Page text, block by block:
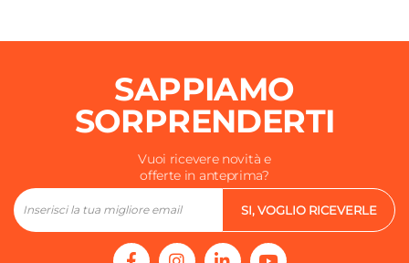
SAPPIAMO
SORPRENDERTI
Vuoi ricevere novità e
offerte in anteprima?
SI, VOGLIO RICEVERLE